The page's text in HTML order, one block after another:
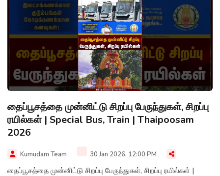
தைப்பூசத்தை முன்னிட்டு சிறப்பு பேருந்துகள், சிறப்பு
ரயில்கள் | Special Bus, Train | Thaipoosam
2026
Kumudam Team 30 Jan 2026, 12:00 PM
தைப்பூசத்தை முன்னிட்டு சிறப்பு பேருந்துகள், சிறப்பு ரயில்கள் |